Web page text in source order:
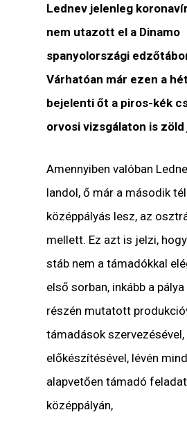
Lednev jelenleg
nem utazott el a Dinamo
spanyolországi
Várhatóan már ezen a
bejelenti őt a piros-kék
orvosi vizsgálaton is
Amennyiben valóban
landol, ő már a második
középpályás lesz, az
mellett. Ez azt is jelzi,
stáb nem a támadókkal
első sorban, inkább a
részén mutatott
támadások szervezésével,
előkészítésével, lévén
alapvetően támadó
középpályán,